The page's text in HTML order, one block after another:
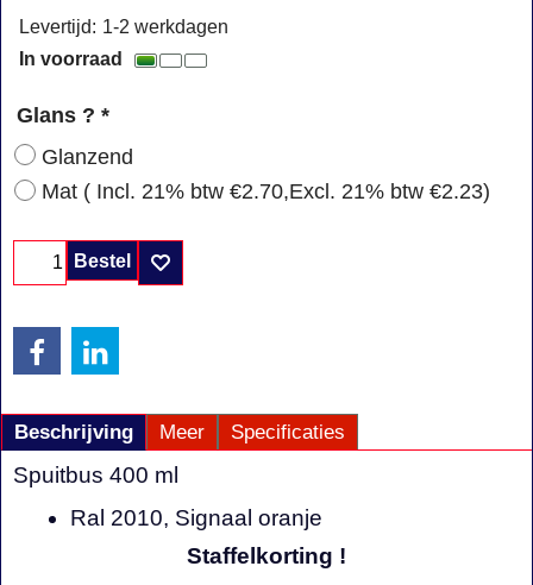
Levertijd: 1-2 werkdagen
In voorraad
Glans ? *
Glanzend
Mat ( Incl. 21% btw €2.70,Excl. 21% btw €2.23)
Bestel
Beschrijving Meer Specificaties
Spuitbus 400 ml
Ral 2010, Signaal oranje
Staffelkorting !